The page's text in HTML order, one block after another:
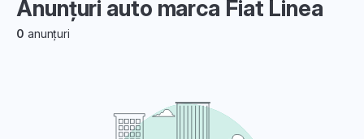
Anunțuri auto marca Fiat Linea
0 anunțuri